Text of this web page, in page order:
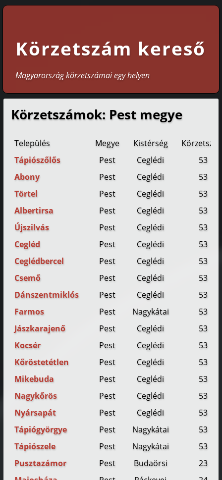
Körzetszám kereső
Magyarország körzetszámai egy helyen
Körzetszámok: Pest megye
Település Megye Kistérség
Tápiószőlős
Pest Ceglédi
53
Abony
Pest Ceglédi
53
Törtel
Pest Ceglédi
53
Albertirsa
Pest Ceglédi
53
Újszilvás
Pest Ceglédi
53
Cegléd
Pest Ceglédi
53
Ceglédbercel
Pest Ceglédi
53
Csemő
Pest Ceglédi
53
Dánszentmiklós
Pest Ceglédi
53
Farmos
Pest Nagykátai
53
Jászkarajenő
Pest Ceglédi
53
Kocsér
Pest Ceglédi
53
Kőröstetétlen
Pest Ceglédi
53
Mikebuda
Pest Ceglédi
53
Nagykőrös
Pest Ceglédi
53
Nyársapát
Pest Ceglédi
53
Tápiógyörgye
Pest Nagykátai
53
Tápiószele
Pest Nagykátai
53
Pusztazámor
Pest Budaörsi
23